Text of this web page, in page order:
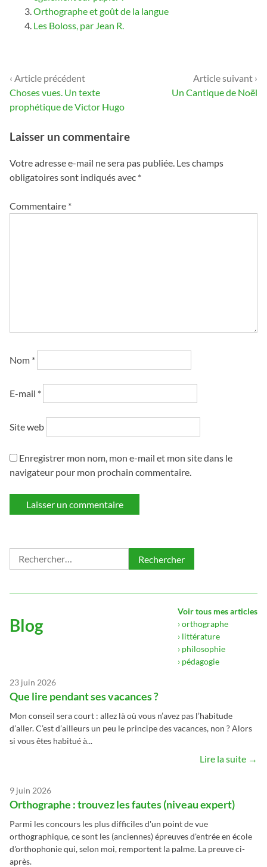
Orthographe et goût de la langue
Les Boloss, par Jean R.
Navigation
de
l’article
‹ Article précédent
Choses vues. Un texte
prophétique de Victor Hugo
Article suivant ›
Un Cantique de Noël
Laisser un commentaire
Votre adresse e-mail ne sera pas publiée. Les champs
obligatoires sont indiqués avec *
Commentaire *
Nom *
E-mail *
Site web
Enregistrer mon nom, mon e-mail et mon site dans le
navigateur pour mon prochain commentaire.
Rechercher :
Blog
Voir tous mes articles
› orthographe
› littérature
› philosophie
› pédagogie
23 juin 2026
Que lire pendant ses vacances ?
Mon conseil sera court : allez là où vous n’avez pas l’habitude
d’aller. C’est d’ailleurs un peu le principe des vacances, non ? Alors
si vous êtes habitué à...
Lire la suite →
9 juin 2026
Orthographe : trouvez les fautes (niveau expert)
Parmi les concours les plus difficiles d'un point de vue
orthographique, ce sont les (anciennes) épreuves d'entrée en école
d'orthophonie qui, selon moi, remportent la palme. La preuve ci-
après.